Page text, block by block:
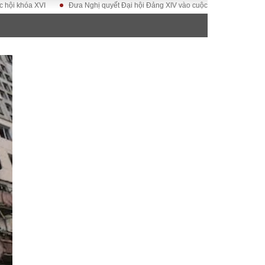
– Đô thị
XVI Đưa Nghị quyết Đại hội Đảng XIV vào cuộc sống